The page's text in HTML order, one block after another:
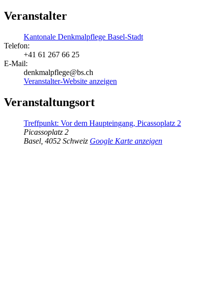
Veranstalter
Kantonale Denkmalpflege Basel-Stadt
Telefon:
+41 61 267 66 25
E-Mail:
denkmalpflege@bs.ch
Veranstalter-Website anzeigen
Veranstaltungsort
Treffpunkt: Vor dem Haupteingang, Picassoplatz 2
Picassoplatz 2
Basel 4052 Schweiz Google Karte anzeigen